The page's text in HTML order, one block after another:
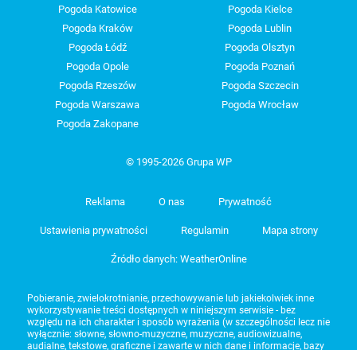
Pogoda Katowice
Pogoda Kielce
Pogoda Kraków
Pogoda Lublin
Pogoda Łódź
Pogoda Olsztyn
Pogoda Opole
Pogoda Poznań
Pogoda Rzeszów
Pogoda Szczecin
Pogoda Warszawa
Pogoda Wrocław
Pogoda Zakopane
© 1995-2026 Grupa WP
Reklama O nas Prywatność
Ustawienia prywatności Regulamin Mapa strony
Źródło danych: WeatherOnline
Pobieranie, zwielokrotnianie, przechowywanie lub jakiekolwiek inne
wykorzystywanie treści dostępnych w niniejszym serwisie - bez
względu na ich charakter i sposób wyrażenia (w szczególności lecz nie
wyłącznie: słowne, słowno-muzyczne, muzyczne, audiowizualne,
audialne, tekstowe, graficzne i zawarte w nich dane i informacje, bazy